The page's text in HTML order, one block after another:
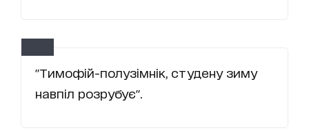
"Тимофій-полузімнік, студену зиму
навпіл розрубує".